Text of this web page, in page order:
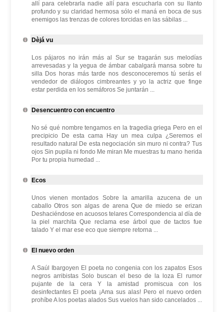
allí para celebrarla nadie allí para escucharla con su llanto
profundo y su claridad hermosa sólo el maná en boca de sus
enemigos las trenzas de colores torcidas en las sábilas ...
Dèjá vu
Los pájaros no irán más al Sur se tragarán sus melodías
arrevesadas y la yegua de ámbar cabalgará mansa sobre tu
silla Dos horas más tarde nos desconoceremos tú serás el
vendedor de diálogos cimbreantes y yo la actriz que finge
estar perdida en los semáforos Se juntarán ...
Desencuentro con encuentro
No sé qué nombre tengamos en la tragedia griega Pero en el
precipicio De esta cama Hay un mea culpa ¿Seremos el
resultado natural De esta negociación sin muro ni contra? Tus
ojos Sin pupila ni fondo Me miran Me muestras tu mano herida
Por tu propia humedad ...
Ecos
Unos vienen montados Sobre la amarilla azucena de un
caballo Otros son algas de arena Que de miedo se erizan
Deshaciéndose en acuosos telares Correspondencia al día de
la piel marchita Que reclama ese árbol que de tactos fue
talado Y el mar ese eco que siempre retorna ...
El nuevo orden
A Saúl Ibargoyen El poeta no congenia con los zapatos Esos
negros arribistas Solo buscan el beso de la loza El rumor
pujante de la cera Y la amistad promiscua con los
desinfectantes El poeta ¡Ama sus alas! Pero el nuevo orden
prohíbe A los poetas alados Sus vuelos han sido cancelados ...